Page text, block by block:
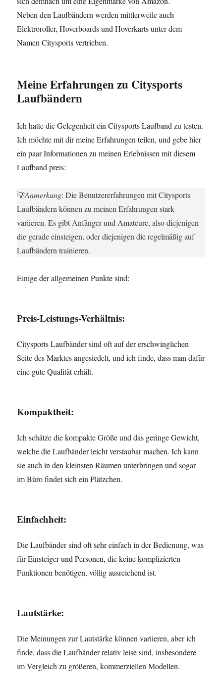
Neben den Laufbändern werden mittlerweile auch
Elektroroller, Hoverboards und Hoverkarts unter dem
Namen Citysports vertrieben.
Meine Erfahrungen zu Citysports
Laufbändern
Ich hatte die Gelegenheit ein Citysports Laufband zu testen.
Ich möchte mit dir meine Erfahrungen teilen, und gebe hier
ein paar Informationen zu meinen Erlebnissen mit diesem
Laufband preis:
💡Anmerkung: Die Benutzererfahrungen mit Citysports
Laufbändern können zu meinen Erfahrungen stark
variieren. Es gibt Anfänger und Amateure, also diejenigen
die gerade einsteigen, oder diejenigen die regelmäßig auf
Laufbändern trainieren.
Einige der allgemeinen Punkte sind:
Preis-Leistungs-Verhältnis:
Citysports Laufbänder sind oft auf der erschwinglichen
Seite des Marktes angesiedelt, und ich finde, dass man dafür
eine gute Qualität erhält.
Kompaktheit:
Ich schätze die kompakte Größe und das geringe Gewicht,
welche die Laufbänder leicht verstaubar machen. Ich kann
sie auch in den kleinsten Räumen unterbringen und sogar
im Büro findet sich ein Plätzchen.
Einfachheit:
Die Laufbänder sind oft sehr einfach in der Bedienung, was
für Einsteiger und Personen, die keine komplizierten
Funktionen benötigen, völlig ausreichend ist.
Lautstärke:
Die Meinungen zur Lautstärke können variieren, aber ich
finde, dass die Laufbänder relativ leise sind, insbesondere
im Vergleich zu größeren, kommerziellen Modellen.